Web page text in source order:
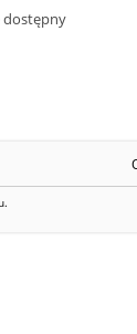
dostępny